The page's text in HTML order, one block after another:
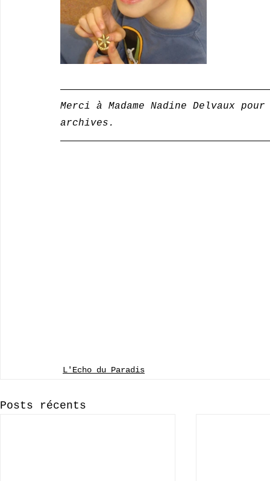
Merci à Madame Nadine Delvaux
archives.
L'Echo du Paradis
Posts récents